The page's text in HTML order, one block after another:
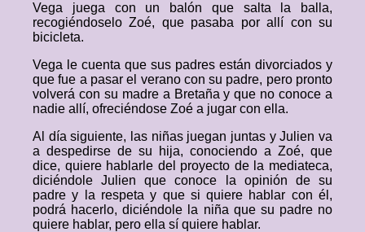
Vega juega con un balón que salta la balla,
recogiéndoselo Zoé, que pasaba por allí con su
bicicleta.
Vega le cuenta que sus padres están divorciados y
que fue a pasar el verano con su padre, pero pronto
volverá con su madre a Bretaña y que no conoce a
nadie allí, ofreciéndose Zoé a jugar con ella.
Al día siguiente, las niñas juegan juntas y Julien va
a despedirse de su hija, conociendo a Zoé, que
dice, quiere hablarle del proyecto de la mediateca,
diciéndole Julien que conoce la opinión de su
padre y la respeta y que si quiere hablar con él,
podrá hacerlo, diciéndole la niña que su padre no
quiere hablar, pero ella sí quiere hablar.